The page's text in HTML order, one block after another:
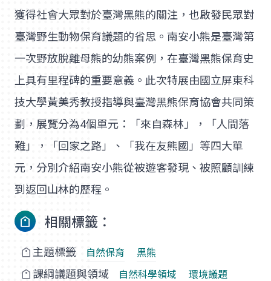
獲得社會大眾對於臺灣黑熊的關注，也啟發民眾對
臺灣野生動物保育議題的省思。南安小熊是臺灣第
一次野放脫離母熊的幼熊案例，在臺灣黑熊保育史
上具有里程碑的重要意義。此次特展由國立屏東科
技大學黃美秀教授指導與臺灣黑熊保育協會共同策
劃，展覽分為4個單元：「來自森林」，「人間落
難」，「回家之路」、「我在友熊國」等四大單
元，分別介紹南安小熊從被遊客發現、被照顧訓練
到返回山林的歷程。
相關標籤：
主題標籤 自然保育 黑熊
課綱議題與領域 自然科學領域 環境議題